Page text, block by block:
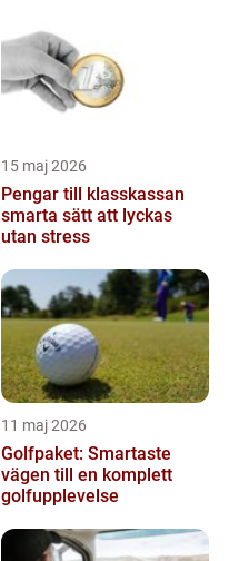
15 maj 2026
Pengar till klasskassan
smarta sätt att lyckas
utan stress
11 maj 2026
Golfpaket: Smartaste
vägen till en komplett
golfupplevelse